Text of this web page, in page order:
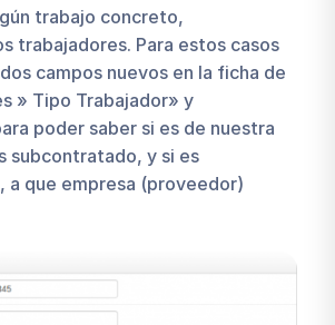
trabajo concreto,
trabajadores. Para estos casos
campos nuevos en la ficha de
» Tipo Trabajador» y
poder saber si es de nuestra
subcontratado, y si es
a que empresa (proveedor)